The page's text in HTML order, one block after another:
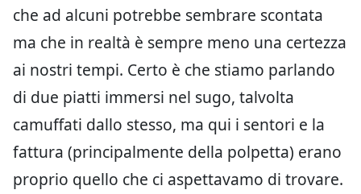
che ad alcuni potrebbe sembrare scontata
ma che in realtà è sempre meno una certezza
ai nostri tempi. Certo è che stiamo parlando
di due piatti immersi nel sugo, talvolta
camuffati dallo stesso, ma qui i sentori e la
fattura (principalmente della polpetta) erano
proprio quello che ci aspettavamo di trovare.